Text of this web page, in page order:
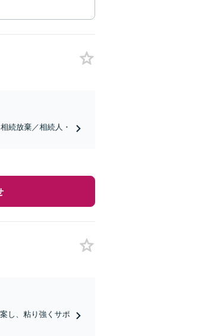
続放棄／相続人・
し、粘り強くサポ